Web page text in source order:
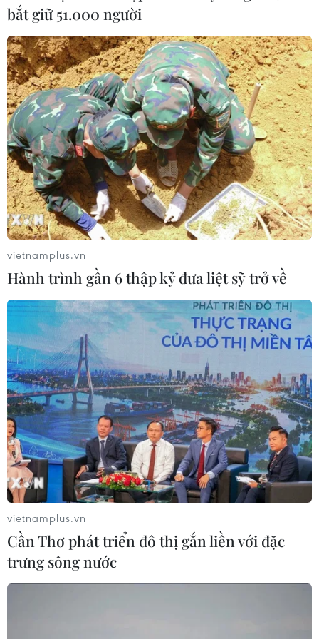
điểm
09/08/2026 08:13
Tỉnh Quảng Ninh mở hướng kết nối
mới với chuỗi kinh tế phía Bắc
09/08/2026 08:04
Điểm chuẩn Trường Đại học Thương
mại dao động từ 21,5 đến 26,5 điểm
09/08/2026 08:02
Từ 10-11/8, Bắc Bộ và Trung Bộ có
nơi nắng nóng gay gắt trên 37 độ C
09/08/2026 07:57
Ngư dân trôi dạt trên biển được các
tàu cá cứu vớt, đưa vào bờ an toàn
09/08/2026 07:45
Tuổi trẻ Điện Biên tiếp nhận ngọn
đuốc Hành trình “Tôi yêu Tổ quốc
tôi”
09/08/2026 06:56
bắt giữ 51.000 người
vietnamplus.vn
Hành trình gần 6 thập kỷ đưa liệt sỹ trở về
vietnamplus.vn
Cần Thơ phát triển đô thị gắn liền với đặc
trưng sông nước